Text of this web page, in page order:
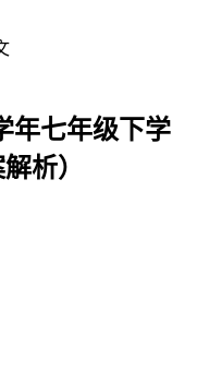
年七年级下学
析）